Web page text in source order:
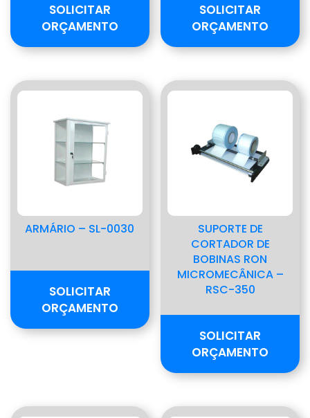
SOLICITAR
ORÇAMENTO
SOLICITAR
ORÇAMENTO
ARMÁRIO – SL-0030
SOLICITAR
ORÇAMENTO
SUPORTE DE
CORTADOR DE
BOBINAS RON
MICROMECÂNICA –
RSC-350
SOLICITAR
ORÇAMENTO